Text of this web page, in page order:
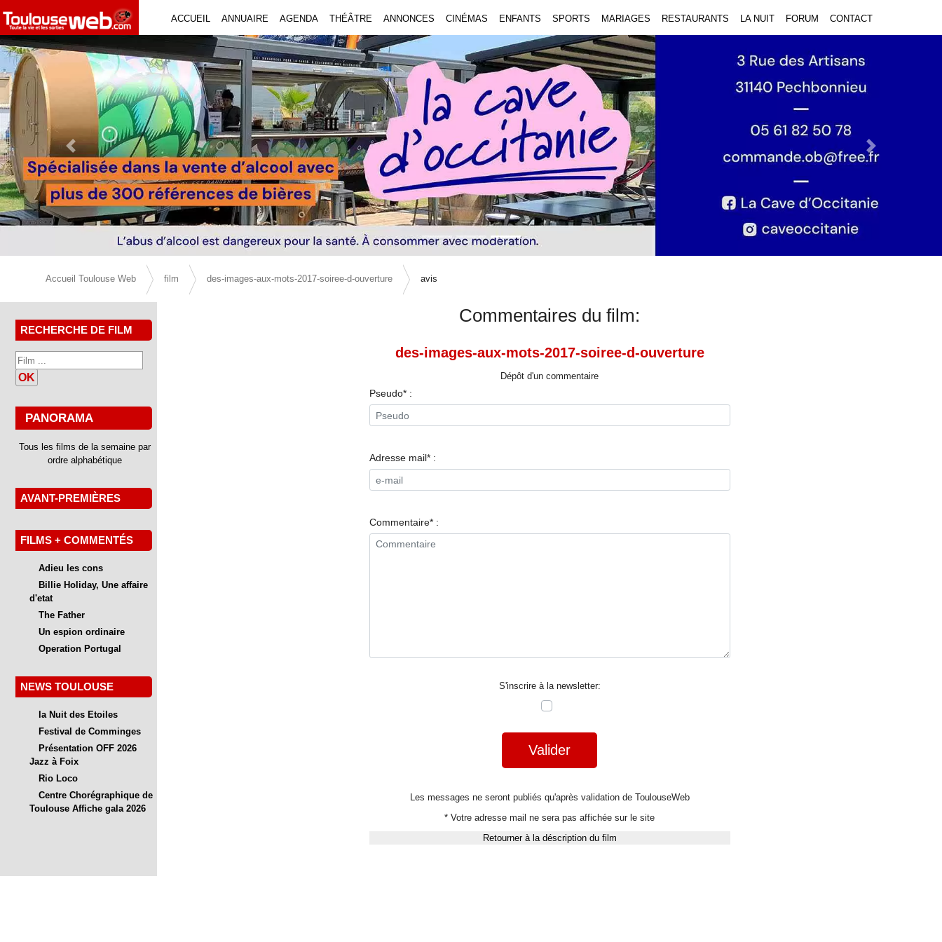
ACCUEIL ANNUAIRE AGENDA THÉÂTRE ANNONCES CINÉMAS ENFANTS SPORTS MARIAGES RESTAURANTS LA NUIT FORUM CONTACT
Previous Slide Next Slide
Accueil Toulouse Web film des-images-aux-mots-2017-soiree-d-ouverture avis
RECHERCHE DE FILM
OK
PANORAMA
Tous les films de la semaine par
ordre alphabétique
AVANT-PREMIÈRES
FILMS + COMMENTÉS
Adieu les cons
Billie Holiday, Une affaire
d'etat
The Father
Un espion ordinaire
Operation Portugal
NEWS TOULOUSE
la Nuit des Etoiles
Festival de Comminges
Présentation OFF 2026
Jazz à Foix
Rio Loco
Centre Chorégraphique de
Toulouse Affiche gala 2026
Commentaires du film:
des-images-aux-mots-2017-soiree-d-ouverture
Dépôt d'un commentaire
Pseudo* :
Adresse mail* :
Commentaire* :
S'inscrire à la newsletter:
Valider
Les messages ne seront publiés qu'après validation de ToulouseWeb
* Votre adresse mail ne sera pas affichée sur le site
Retourner à la déscription du film